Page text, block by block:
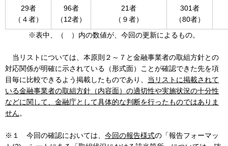
29者
（４者）
96者
（12者）
21者
（９者）
301者
（80者）
※表中、（ ）内の数値が、今回の更新によるもの。
当リストについては、本原則２～７と金融事業者の取組方針との
対応関係が明確に示されている（形式面）ことが確認できた先を項
目毎に比較できるよう掲載したものであり、 当リストに掲載されて
いる金融事業者の取組方針（内容面）の適切性や実施状況の十分性
などに関して、金融庁として具体的な判断を行ったものではありま
せん。
※１ 今回の確認においては、 今回の報告様式の「報告フォーマッ